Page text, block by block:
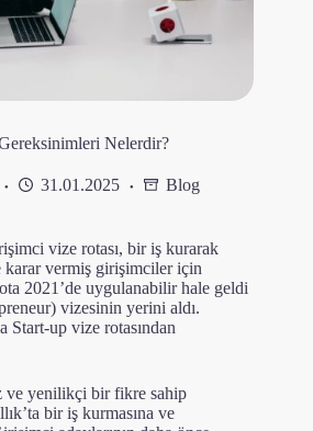
Nelerdir?
31.01.2025 Blog
vize rotası, bir iş kurarak
karar vermiş girişimciler için
2021’de uygulanabilir hale geldi
vizesinin yerini aldı.
Start-up vize rotasından
ve yenilikçi bir fikre sahip
bir iş kurmasına ve